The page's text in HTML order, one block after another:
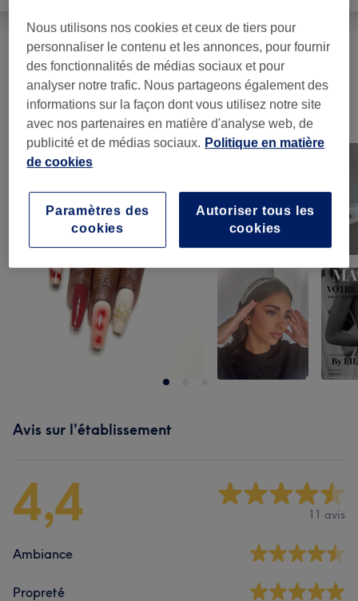
Femme - Épilation À La Cire (6 ) à partir de 8 €
Notre travail
Appuyez sur l'image pour voir plus de détails
Avis sur l'établissement
4,4 11 avis
Ambiance
Propreté
Nous utilisons nos cookies et ceux de tiers pour
personnaliser le contenu et les annonces, pour fournir
des fonctionnalités de médias sociaux et pour
analyser notre trafic. Nous partageons également des
informations sur la façon dont vous utilisez notre site
avec nos partenaires en matière d'analyse web, de
publicité et de médias sociaux. Politique en matière
de cookies
Autoriser tous les
cookies
Paramètres des
cookies